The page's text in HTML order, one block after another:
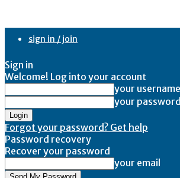
sign in / join
Sign in
Welcome! Log into your account
your username
your password
Forgot your password? Get help
Password recovery
Recover your password
your email